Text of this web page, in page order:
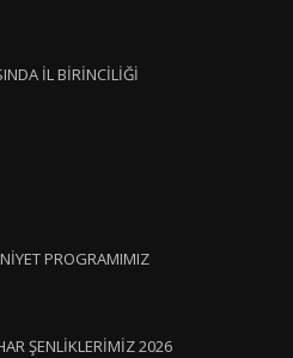
İL BİRİNCİLİĞİ
PROGRAMIMIZ
ŞENLİKLERİMİZ 2026